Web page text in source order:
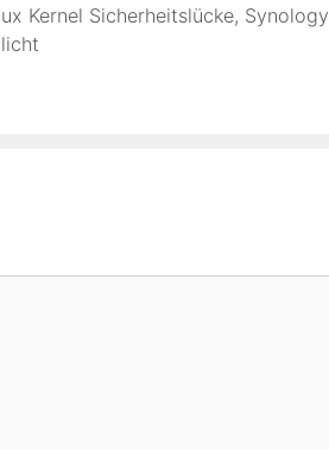
Kernel Sicherheitslücke, Synology